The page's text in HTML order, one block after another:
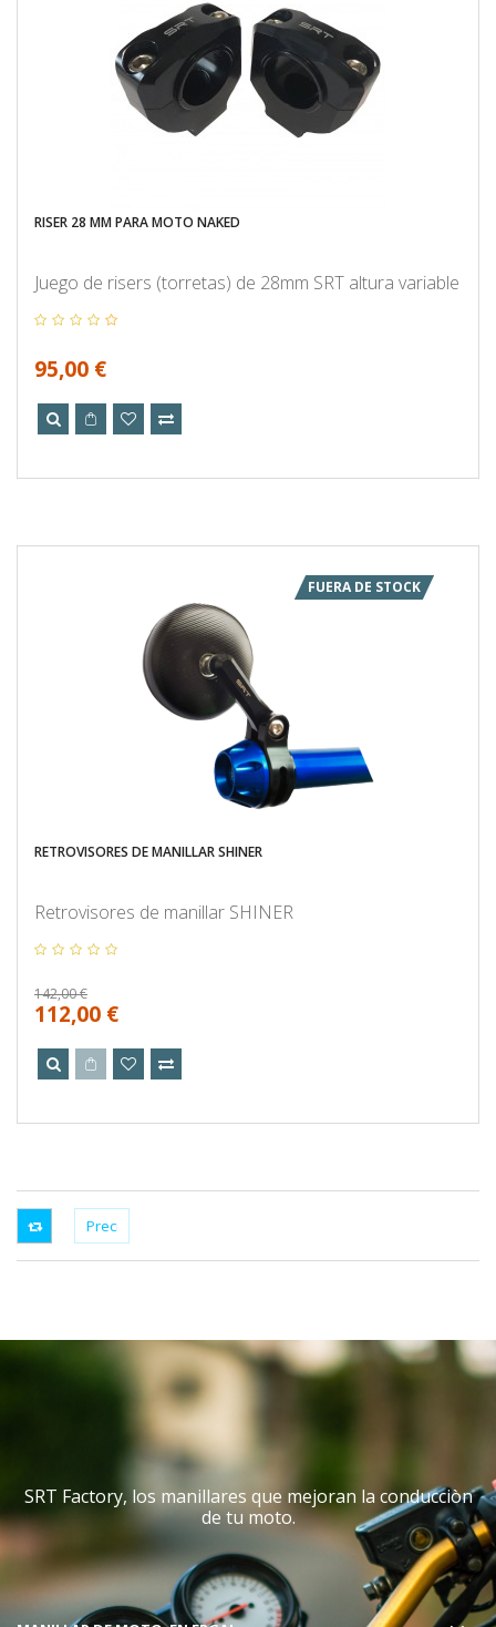
RISER 28 MM PARA MOTO NAKED
Juego de risers (torretas) de 28mm SRT altura variable
95,00 €
FUERA DE STOCK
RETROVISORES DE MANILLAR SHINER
Retrovisores de manillar SHINER
142,00 €
112,00 €
SRT Factory, los manillares que mejoran la conducciòn
de tu moto.